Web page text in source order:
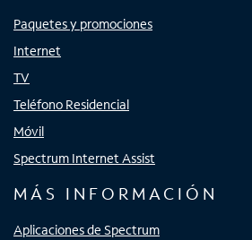
Paquetes y promociones
Internet
TV
Teléfono Residencial
Móvil
Spectrum Internet Assist
MÁS INFORMACIÓN
Aplicaciones de Spectrum